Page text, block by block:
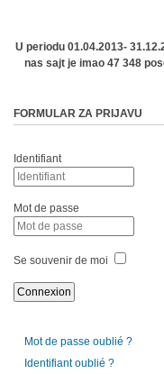
U periodu 01.04.2013-
nas sajt je imao 47 348
FORMULAR ZA PRIJAVU
Identifiant
Mot de passe
Se souvenir de moi
Mot de passe oublié ?
Identifiant oublié ?